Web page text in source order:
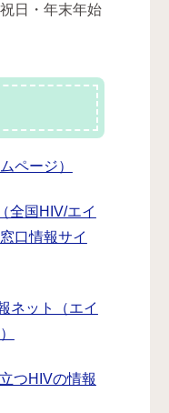
日・年末年始
ページ）
全国HIV/エイ
口情報サイ
ネット（エイ
つHIVの情報